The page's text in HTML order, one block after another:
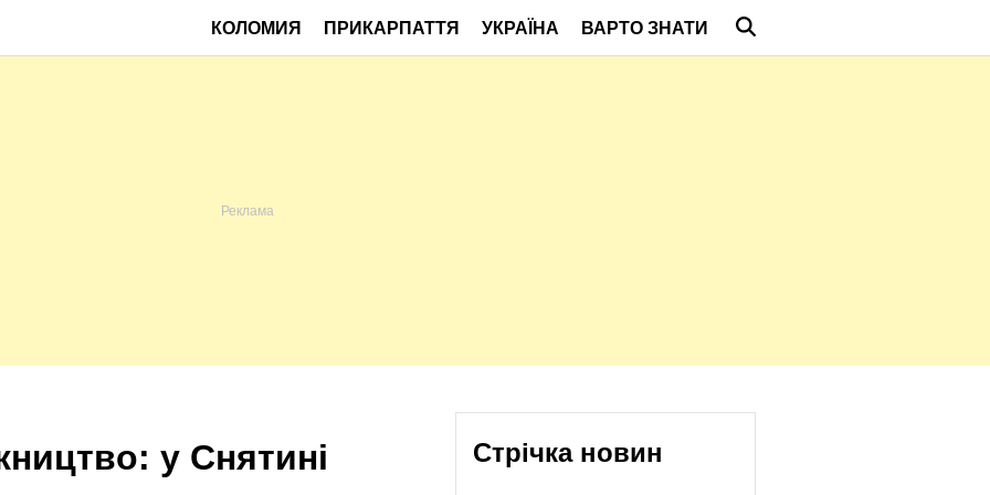
КОЛОМИЯ ПРИКАРПАТТЯ УКРАЇНА ВАРТО ЗНАТИ
у Снятині
Стрічка новин